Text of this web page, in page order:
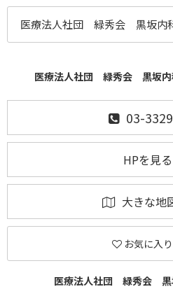
医療法人社団 緑秀会 黒坂内
医療法人社団 緑秀会 黒坂内
03-
HPを見る
大きな地
お気に入
医療法人社団 緑秀会 黒